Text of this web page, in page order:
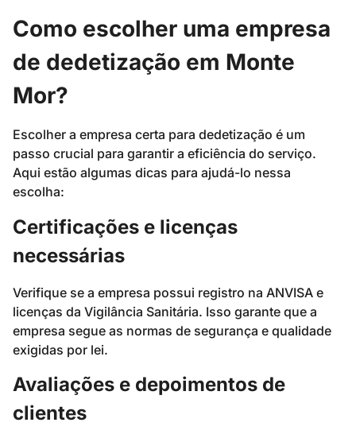
Como escolher uma empresa
de dedetização em Monte
Mor?
Escolher a empresa certa para dedetização é um
passo crucial para garantir a eficiência do serviço.
Aqui estão algumas dicas para ajudá-lo nessa
escolha:
Certificações e licenças
necessárias
Verifique se a empresa possui registro na ANVISA e
licenças da Vigilância Sanitária. Isso garante que a
empresa segue as normas de segurança e qualidade
exigidas por lei.
Avaliações e depoimentos de
clientes